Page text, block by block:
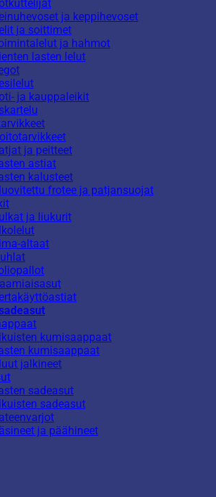
ja keppihevoset
ja soittimet
ja hahmot
lasten lelut
ja kauppaleikit
ja peitteet
astiat
kalusteet
frotee ja patjansuojat
ja liukurit
altaat
kumisaappaat
kumisaappaat
jalkineet
sadeasut
sadeasut
ja päähineet